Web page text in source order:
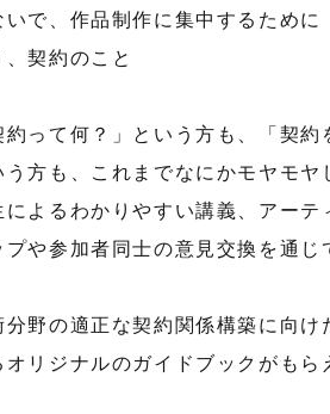
いで、作品制作に集中するために
契約のこと
約って何？」という方も、「契
方も、これまでなにかモヤモヤ
によるわかりやすい講義、アー
プや参加者同士の意見交換を通
野の適正な契約関係構築に向け
リジナルのガイドブックがもら